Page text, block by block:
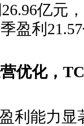
亿元
盈利
优化，
利能力显